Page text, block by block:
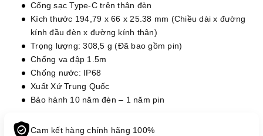
Cổng sạc Type-C trên thân đèn
Kích thước 194,79 x 66 x 25.38 mm (Chiều dài x đường
kính đầu đèn x đường kính thân)
Trọng lượng: 308,5 g (Đã bao gồm pin)
Chống va đập 1.5m
Chống nước: IP68
Xuất Xứ Trung Quốc
Bảo hành 10 năm đèn – 1 năm pin
Cam kết hàng chính hãng 100%